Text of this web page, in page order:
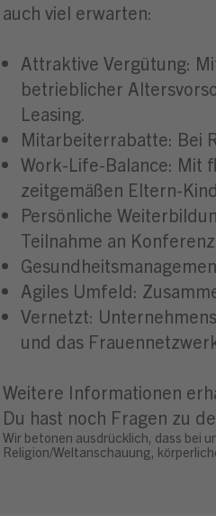
auch viel erwarten:
Attraktive Vergütung:
betrieblicher
Leasing.
Mitarbeiterrabatte: Bei
Work-Life-Balance: Mit
zeitgemäßen Eltern-
Persönliche
Teilnahme an
Agiles Umfeld:
Vernetzt:
und das
Weitere Informationen
Du hast noch Fragen zu
Wir betonen ausdrücklich, dass bei
Religion/Weltanschauung,